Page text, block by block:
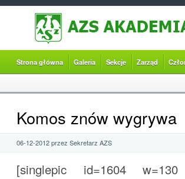
Strona główna Galeria Sekcje Zarząd
Komos znów wygrywa
06-12-2012 przez Sekretarz AZS
[singlepic id=1604